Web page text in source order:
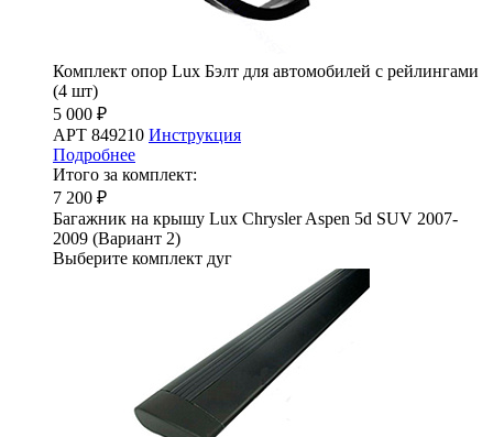
Комплект опор Lux Бэлт для автомобилей с рейлингами
(4 шт)
5 000 ₽
АРТ 849210 Инструкция
Подробнее
Итого за комплект:
7 200 ₽
Багажник на крышу Lux Chrysler Aspen 5d SUV 2007-
2009 (Вариант 2)
Выберите комплект дуг